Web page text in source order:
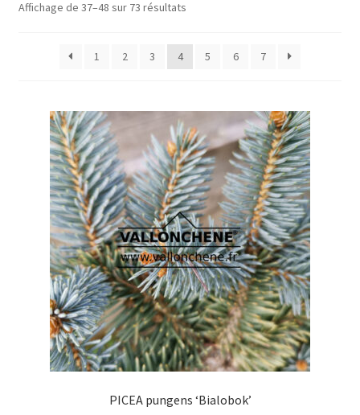
Affichage de 37–48 sur 73 résultats
1 2 3 4 5 6 7
PICEA pungens ‘Bialobok’